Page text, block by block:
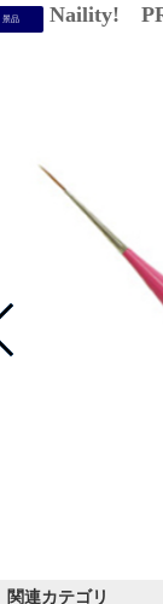
景品 Naility!
関連カテゴリ